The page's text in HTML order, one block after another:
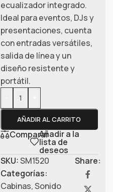
ecualizador integrado.
Ideal para eventos, DJs y
presentaciones, cuenta
con entradas versátiles,
salida de línea y un
diseño resistente y
portátil.
AÑADIR AL CARRITO
CompararAñadir a la
lista de
deseos
SKU:SM1520
Categorías:
Cabinas,Sonido
Share: